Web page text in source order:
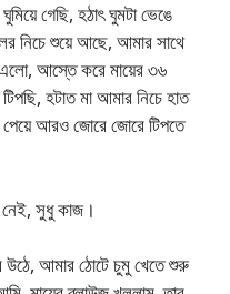
গেছি, হঠাৎ ঘুমটা ভেঙে
নিচে শুয়ে আছে, আমার সাথে
আস্তে করে মায়ের ৩৬
হটাত মা আমার নিচে হাত
আরও জোরে জোরে টিপতে
নেই, সুধু কাজ।
উঠে, আমার ঠোটে চুমু খেতে শুরু